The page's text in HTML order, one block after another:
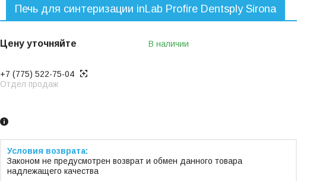
Печь для синтеризации inLab Profire Dentsply Sirona
Цену уточняйте В наличии
+7 (775) 522-75-04
Отдел продаж
Законом не предусмотрен возврат и обмен данного товара
надлежащего качества